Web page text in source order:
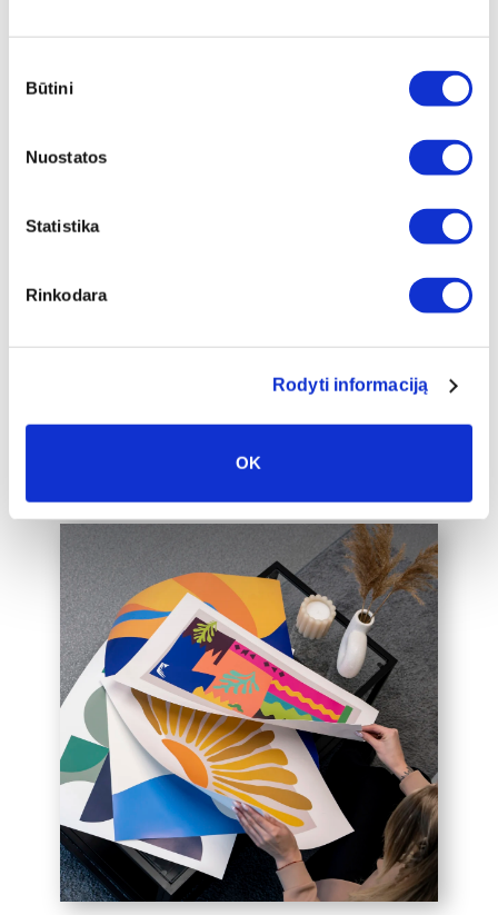
pasirinkimas
Būtini
Nuostatos
Statistika
Rinkodara
Rodyti informaciją
OK
Papildomas
Siūlome drobę, aptrauktą ant porėmio,
auksinį 2cm pločio rėmelį, kuris drobę
interjero akcentu.
Jūsų jau turimą drobę, susisiekite su
mumis el. paštu labas@drobiunamai.lt